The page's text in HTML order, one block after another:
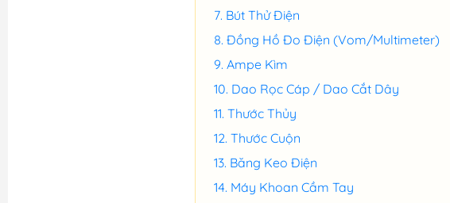
Bút Thử Điện
Đồng Hồ Đo Điện (Vom/Multimeter)
Ampe Kìm
Dao Rọc Cáp / Dao Cắt Dây
Thước Thủy
Thước Cuộn
Băng Keo Điện
Máy Khoan Cầm Tay